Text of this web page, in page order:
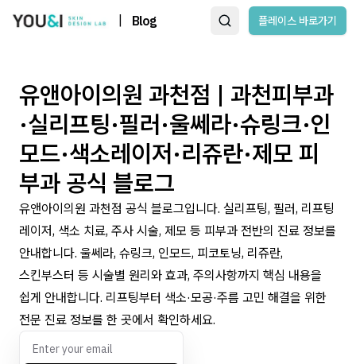
Blog 플레이스 바로가기
유앤아이의원 과천점 | 과천피부과
·실리프팅·필러·울쎄라·슈링크·인
모드·색소레이저·리쥬란·제모 피
부과 공식 블로그
유앤아이의원 과천점 공식 블로그입니다. 실리프팅, 필러, 리프팅
레이저, 색소 치료, 주사 시술, 제모 등 피부과 전반의 진료 정보를
안내합니다. 울쎄라, 슈링크, 인모드, 피코토닝, 리쥬란,
스킨부스터 등 시술별 원리와 효과, 주의사항까지 핵심 내용을
쉽게 안내합니다. 리프팅부터 색소·모공·주름 고민 해결을 위한
전문 진료 정보를 한 곳에서 확인하세요.